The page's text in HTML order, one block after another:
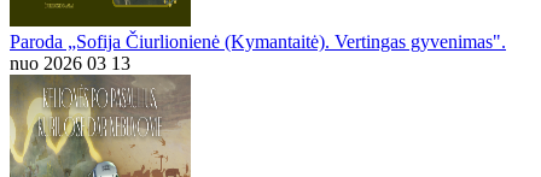
Paroda „Sofija Čiurlionienė (Kymantaitė). Vertingas gyvenimas".
nuo 2026 03 13